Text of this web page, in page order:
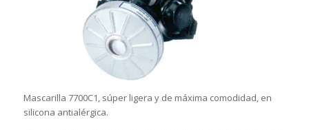
Mascarilla 7700C1, súper ligera y de máxima comodidad, en
silicona antialérgica.